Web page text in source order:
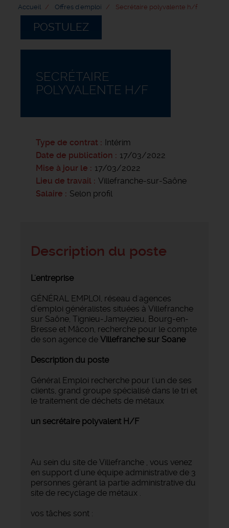
Accueil Offres d'emploi Secrétaire polyvalente h/f
POSTULEZ
SECRÉTAIRE
POLYVALENTE H/F
Type de contrat
Intérim
Date de publication
17/03/2022
Mise à jour le
17/03/2022
Lieu de travail
Villefranche-sur-Saône
Salaire
Selon profil
Description du poste
L'entreprise
GÉNÉRAL EMPLOI, réseau d'agences
d’emploi généralistes situées à Villefranche
sur Saône, Tignieu-Jameyzieu, Bourg-en-
Bresse et Mâcon, recherche pour le compte
de son agence de Villefranche sur Soane
Description du poste
Général Emploi recherche pour l'un de ses
clients, grand groupe spécialisé dans le tri et
le traitement de déchets de métaux
un secrétaire polyvalent H/F
Au sein du site de Villefranche , vous venez
en support d'une équipe administrative de 3
personnes gérant la partie administrative du
site de recyclage de métaux .
vos tâches sont :